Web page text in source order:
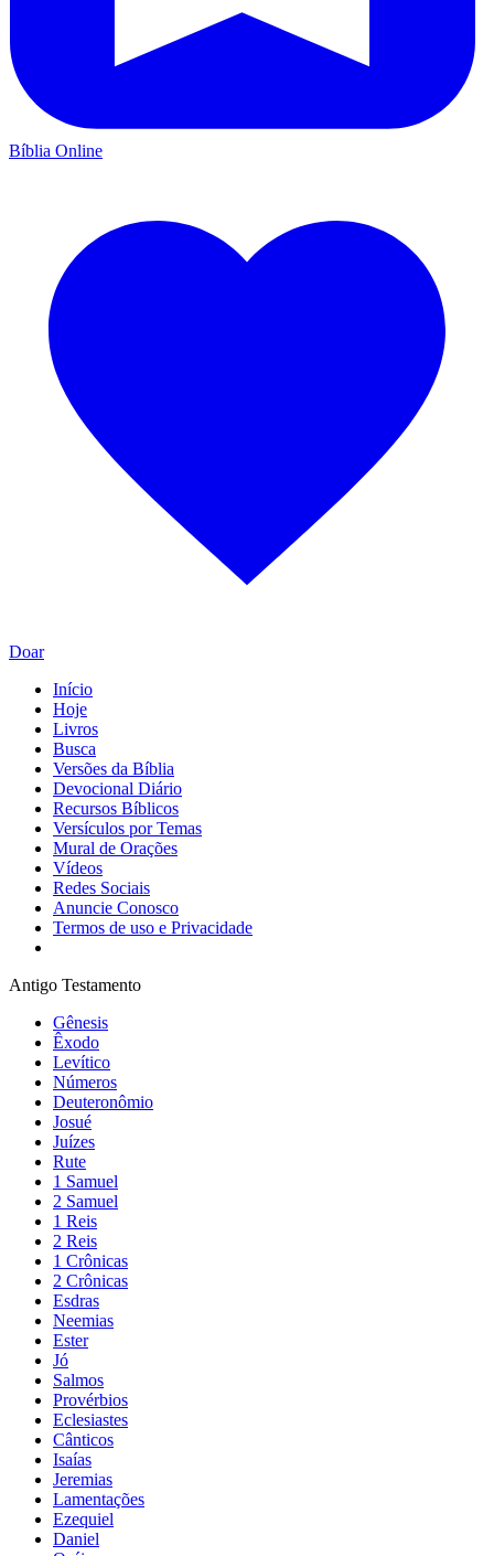
Bíblia Online
Doar
Início
Hoje
Livros
Busca
Versões da Bíblia
Devocional Diário
Recursos Bíblicos
Versículos por Temas
Mural de Orações
Vídeos
Redes Sociais
Anuncie Conosco
Termos de uso e Privacidade
Antigo Testamento
Gênesis
Êxodo
Levítico
Números
Deuteronômio
Josué
Juízes
Rute
1 Samuel
2 Samuel
1 Reis
2 Reis
1 Crônicas
2 Crônicas
Esdras
Neemias
Ester
Jó
Salmos
Provérbios
Eclesiastes
Cânticos
Isaías
Jeremias
Lamentações
Ezequiel
Daniel